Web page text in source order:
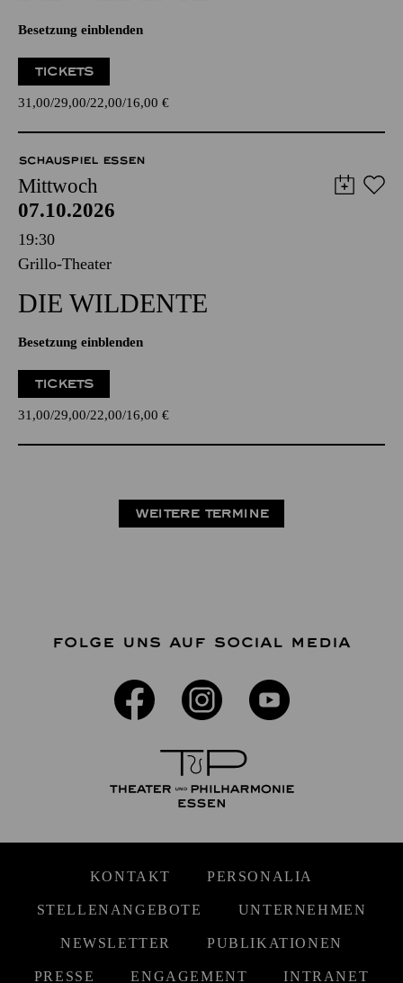
Besetzung einblenden
TICKETS
31,00 29,00 22,00 16,00 €
SCHAUSPIEL ESSEN
Mittwoch
07.10.2026
19:30
Grillo-Theater
DIE WILDENTE
Besetzung einblenden
TICKETS
31,00 29,00 22,00 16,00 €
WEITERE TERMINE
FOLGE UNS AUF SOCIAL MEDIA
KONTAKT PERSONALIA
STELLENANGEBOTE UNTERNEHMEN
NEWSLETTER PUBLIKATIONEN
PRESSE ENGAGEMENT INTRANET